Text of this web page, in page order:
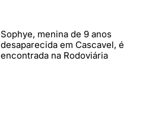
Sophye, menina de 9 anos
desaparecida em Cascavel, é
encontrada na Rodoviária